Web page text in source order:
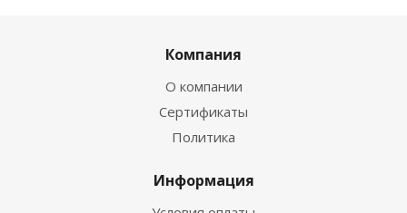
Компания
О компании
Сертификаты
Политика
Информация